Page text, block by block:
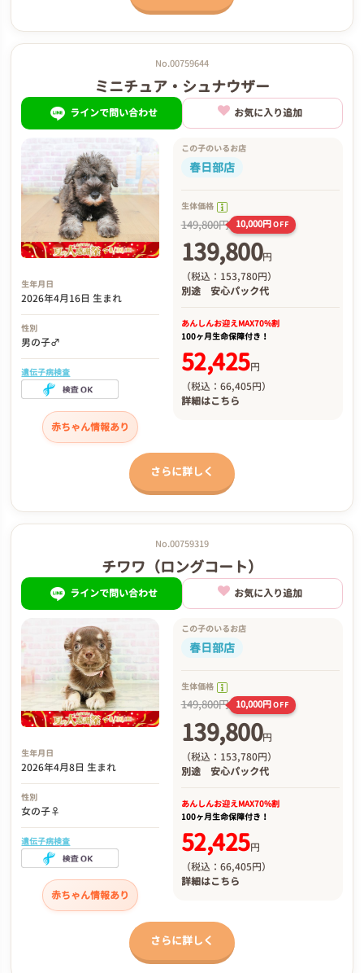
No.00759644
ミニチュア・シュナウザー
ラインで問い合わせ お気に入り追加
生年月日
2026年4月16日 生まれ
性別
男の子♂
遺伝子病検査
赤ちゃん情報あり
この子のいるお店
春日部店
生体価格
149,800円 10,000円OFF
139,800円
（税込：153,780円）
別途 安心パック代
あんしんお迎えMAX70%割
100ヶ月生命保障付き！
52,425円
（税込：66,405円）
詳細はこちら
さらに詳しく
No.00759319
チワワ（ロングコート）
ラインで問い合わせ お気に入り追加
生年月日
2026年4月8日 生まれ
性別
女の子♀
遺伝子病検査
赤ちゃん情報あり
この子のいるお店
春日部店
生体価格
149,800円 10,000円OFF
139,800円
（税込：153,780円）
別途 安心パック代
あんしんお迎えMAX70%割
100ヶ月生命保障付き！
52,425円
（税込：66,405円）
詳細はこちら
さらに詳しく